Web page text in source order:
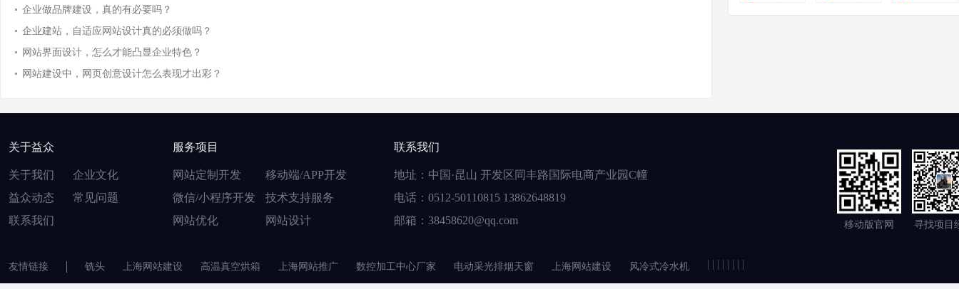
企业做品牌建设，真的有必要吗？
企业建站，自适应网站设计真的必须做吗？
网站界面设计，怎么才能凸显企业特色？
网站建设中，网页创意设计怎么表现才出彩？
关于益众
关于我们
企业文化
益众动态
常见问题
联系我们
服务项目
网站定制开发
移动端/APP开发
微信/小程序开发
技术支持服务
网站优化
网站设计
联系我们
地址：中国·昆山 开发区同丰路国际电商产业园C幢
电话：0512-50110815 13862648819
邮箱：38458620@qq.com
移动版官网 寻找项目
友情链接 铣头 |
上海网站建设 |
高温真空烘箱 |
上海网站推广 |
数控加工中心厂家 |
电动采光排烟天窗 |
上海网站建设 |
风冷式冷水机 |